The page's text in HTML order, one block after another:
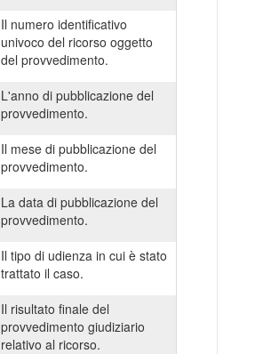
Il numero identificativo
univoco del ricorso oggetto
del provvedimento.
L'anno di pubblicazione del
provvedimento.
Il mese di pubblicazione del
provvedimento.
La data di pubblicazione del
provvedimento.
Il tipo di udienza in cui è stato
trattato il caso.
Il risultato finale del
provvedimento giudiziario
relativo al ricorso.